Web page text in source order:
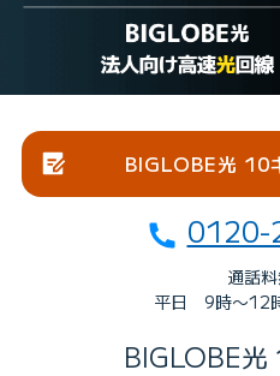
BIGLOBE光 10
通話
平日 9時〜12
BIGLOBE